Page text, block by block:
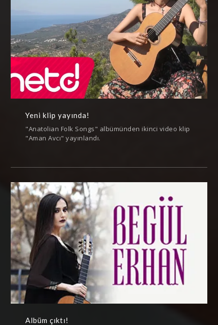
Yeni klip yayında!
"Anatolian Folk Songs" albümünden ikinci video klip
"Aman Avcı" yayınlandı.
Albüm çıktı!